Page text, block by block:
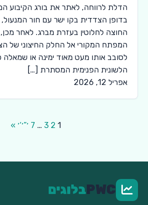
הדלת לרווחה, לאתר את בורג הקיבוע
בדופן הצדדית בקו ישר עם חור המנעול,
החוצה לחלוטין בעזרת מברג. לאחר
המפתח המקורי אל החלק החיצוני של
לסובב אותו מעט מאוד ימינה או שמאלה
הלשונית הפנימית המסתרת […]
אפריל 12, 2026
1
2
3
…
7 ׳”׳‘׳ »
PWCבלוגים